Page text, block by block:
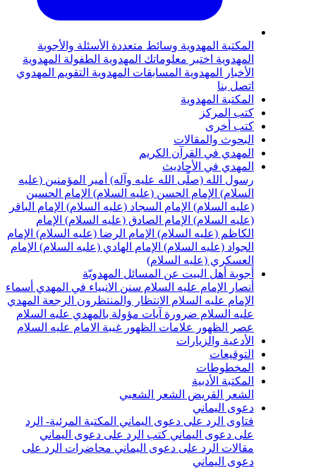
المكتبة المهدوية وسائط متعددة الأسئلة والأجوبة
المهدوية اختبر معلوماتك المهدوية الطفولة المهدوية
الأخبار المهدوية المسابقات المهدوية التقويم المهدوي
اتصل بنا
المكتبة المهدوية
كتب المركز
كتب أخرى
البحوث والمقالات
المهدي في القرآن الكريم
المهدي في الأحاديث
رسول الله (صلّى الله عليه وآله) أمير المؤمنين (عليه
السلام) الإمام الحسن (عليه السلام) الإمام الحسين
(عليه السلام) الإمام السجاد (عليه السلام) الإمام الباقر
(عليه السلام) الإمام الصادق (عليه السلام) الإمام
الكاظم (عليه السلام) الإمام الرضا (عليه السلام) الإمام
الجواد (عليه السلام) الإمام الهادي (عليه السلام) الإمام
العسكري (عليه السلام)
أجوبة أهل البيت عن المسائل المهدويّة
أنصار الإمام عليه السلام سنن الانبياء في المهدي أسماء
الإمام عليه السلام الانتظار والمنتظرون الرجعة المهدي
عليه السلام ضرورة آيات مؤولة بالمهدي عليه السلام
عصر الظهور
علامات الظهور غيبة الامام عليه السلام
الأدعية والزيارات
التوقيعات
المخطوطات
المكتبة الأدبية
الشعر القريض الشعر الشعبي
دعوى اليماني
فتاوى الرد على دعوى اليماني المكتبة المرئية- الرد
على دعوى اليماني كتب الرد على دعوى اليماني
مقالات الرد على دعوى اليماني محاضرات الرد على
دعوى اليماني